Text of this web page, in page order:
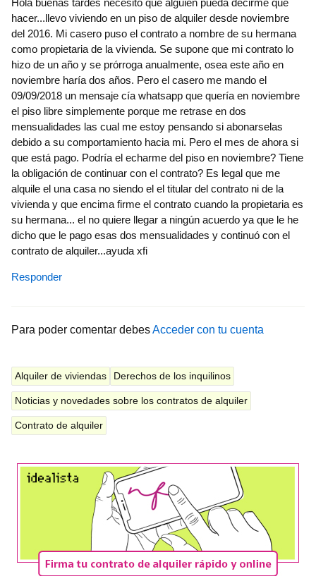
Hola buenas tardes necesito que alguien pueda decirme que
hacer...llevo viviendo en un piso de alquiler desde noviembre
del 2016. Mi casero puso el contrato a nombre de su hermana
como propietaria de la vivienda. Se supone que mi contrato lo
hizo de un año y se prórroga anualmente, osea este año en
noviembre haría dos años. Pero el casero me mando el
09/09/2018 un mensaje cía whatsapp que quería en noviembre
el piso libre simplemente porque me retrase en dos
mensualidades las cual me estoy pensando si abonarselas
debido a su comportamiento hacia mi. Pero el mes de ahora si
que está pago. Podría el echarme del piso en noviembre? Tiene
la obligación de continuar con el contrato? Es legal que me
alquile el una casa no siendo el el titular del contrato ni de la
vivienda y que encima firme el contrato cuando la propietaria es
su hermana... el no quiere llegar a ningún acuerdo ya que le he
dicho que le pago esas dos mensualidades y continuó con el
contrato de alquiler...ayuda xfi
Responder
Para poder comentar debesAcceder con tu cuenta
Alquiler de viviendas Derechos de los inquilinos
Noticias y novedades sobre los contratos de alquiler
Contrato de alquiler